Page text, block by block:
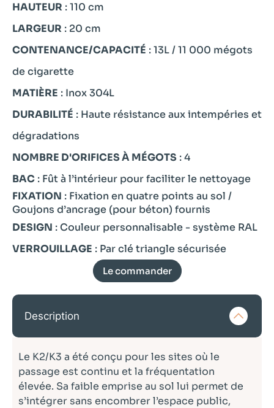
HAUTEUR : 110 cm
LARGEUR : 20 cm
CONTENANCE/CAPACITÉ : 13L / 11 000 mégots
de cigarette
MATIÈRE : Inox 304L
DURABILITÉ : Haute résistance aux intempéries et
dégradations
NOMBRE D'ORIFICES À MÉGOTS : 4
BAC : Fût à l’intérieur pour faciliter le nettoyage
FIXATION : Fixation en quatre points au sol /
Goujons d’ancrage (pour béton) fournis
DESIGN : Couleur personnalisable - système RAL
VERROUILLAGE : Par clé triangle sécurisée
Le commander
Description
Le K2/K3 a été conçu pour les sites où le
passage est continu et la fréquentation
élevée. Sa faible emprise au sol lui permet de
s’intégrer sans encombrer l’espace public,